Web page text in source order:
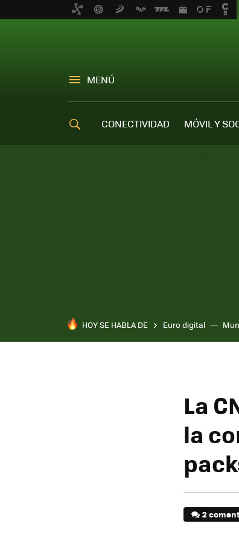
MENÚ
CONECTIVIDAD MÓVIL Y
HOY SE HABLA DE Euro digital
La
la
2